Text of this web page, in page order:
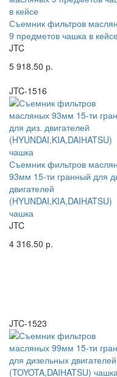
Съемник фильтров
9 предметов чашка в
JTC
5 918.50 р.
JTC-1516
Съемник фильтров
93мм 15-ти гранный для
двигателей
(HYUNDAI,KIA,DAIHATSU)
чашка
JTC
4 316.50 р.
JTC-1523